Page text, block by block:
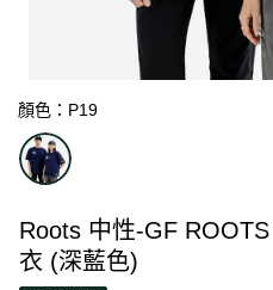
顏色：P19
Roots 中性-GF
衣 (深藍色)